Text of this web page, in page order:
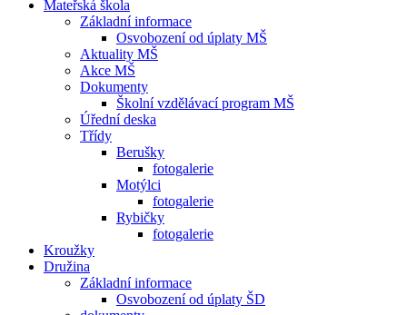
Mateřská škola
Základní informace
Osvobození od úplaty MŠ
Aktuality MŠ
Akce MŠ
Dokumenty
Školní vzdělávací program MŠ
Úřední deska
Třídy
Berušky
fotogalerie
Motýlci
fotogalerie
Rybičky
fotogalerie
Kroužky
Družina
Základní informace
Osvobození od úplaty ŠD